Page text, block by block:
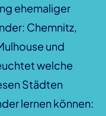
ehemaliger
Chemnitz,
und
welche
Städten
lernen können: